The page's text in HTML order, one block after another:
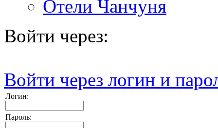
Отели Чанчуня
Войти через:
Войти через логин и
Логин:
Пароль: